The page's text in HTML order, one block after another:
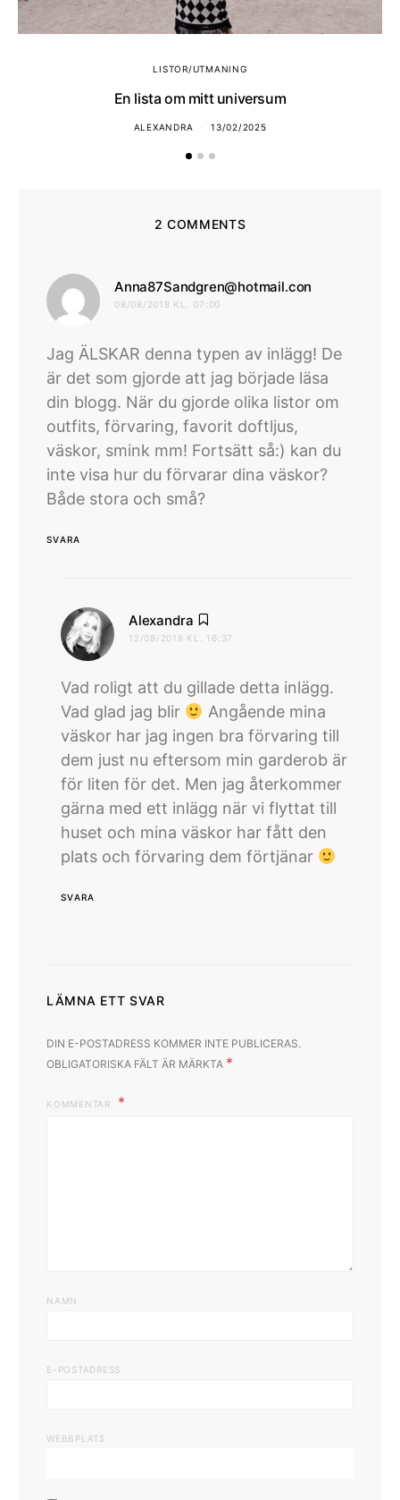
LISTOR/UTMANING
En lista om mitt universum
ALEXANDRA 13/02/2025
2 COMMENTS
Anna87Sandgren@hotmail.con
08/08/2018 KL. 07:00
Jag ÄLSKAR denna typen av inlägg! De
är det som gjorde att jag började läsa
din blogg. När du gjorde olika listor om
outfits, förvaring, favorit doftljus,
väskor, smink mm! Fortsätt så:) kan du
inte visa hur du förvarar dina väskor?
Både stora och små?
SVARA
Alexandra
12/08/2018 KL. 16:37
Vad roligt att du gillade detta inlägg.
Vad glad jag blir
Angående mina
väskor har jag ingen bra förvaring till
dem just nu eftersom min garderob är
för liten för det. Men jag återkommer
gärna med ett inlägg när vi flyttat till
huset och mina väskor har fått den
plats och förvaring dem förtjänar
SVARA
LÄMNA ETT SVAR
DIN E-POSTADRESS KOMMER INTE PUBLICERAS.
OBLIGATORISKA FÄLT ÄR MÄRKTA *
KOMMENTAR
NAMN
E-POSTADRESS
WEBBPLATS